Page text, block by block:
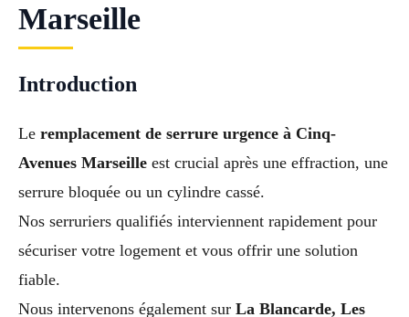
Marseille
Introduction
Le remplacement de serrure urgence à Cinq-
Avenues Marseille est crucial après une effraction, une
serrure bloquée ou un cylindre cassé.
Nos serruriers qualifiés interviennent rapidement pour
sécuriser votre logement et vous offrir une solution
fiable.
Nous intervenons également sur La Blancarde, Les